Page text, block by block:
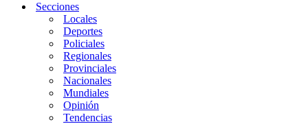
Secciones
Locales
Deportes
Policiales
Regionales
Provinciales
Nacionales
Mundiales
Opinión
Tendencias